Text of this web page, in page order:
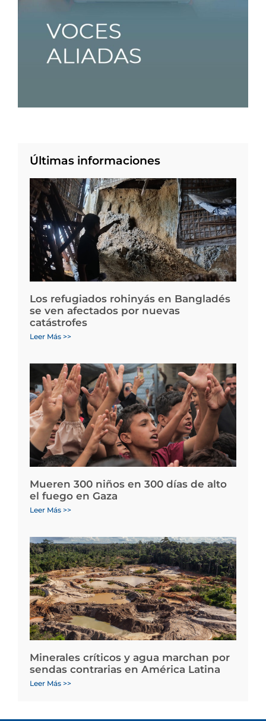
Últimas informaciones
Los refugiados rohinyás en Bangladés
se ven afectados por nuevas
catástrofes
Leer Más >>
Mueren 300 niños en 300 días de alto
el fuego en Gaza
Leer Más >>
Minerales críticos y agua marchan por
sendas contrarias en América Latina
Leer Más >>